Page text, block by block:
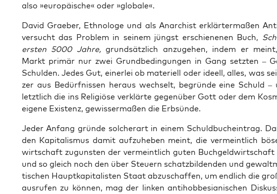
also »euro­päi­sche« oder »glo­ba­le«.
David Grae­ber, Eth­no­lo­ge und als Anar­chist erklär­ter­ma­ßen
ver­sucht das Pro­blem in sei­nem jüngst erschie­ne­nen Buch,
ers­ten 5000 Jah­re,grund­sätz­lich anzu­ge­hen, indem er
Markt pri­mär nur zwei Grund­be­din­gun­gen in Gang setz­ten –
Schul­den. Jedes Gut, einer­lei ob mate­ri­ell oder ideell, alles, was
zer aus Bedürf­nis­sen her­aus wech­selt, begrün­de eine Schuld –
letzt­lich die ins Reli­giö­se ver­klär­te gegen­über Gott oder dem
eige­ne Exis­tenz, gewis­ser­ma­ßen die Erbsünde.
Jeder Anfang grün­de sol­cher­art in einem Schuld­buch­ein­trag.
den Kapi­ta­lis­mus damit auf­zu­he­ben meint, die ver­meint­lich
wirt­schaft zuguns­ten der ver­meint­lich guten Buch­geld­wirt­schaft
und so gleich noch den über Steu­ern schatz­bil­den­den und
ti­schen Haupt­ka­pi­ta­lis­ten Staat abzu­schaf­fen, um end­lich die
aus­ru­fen zu kön­nen, mag der lin­ken anti­hob­be­sia­ni­schen